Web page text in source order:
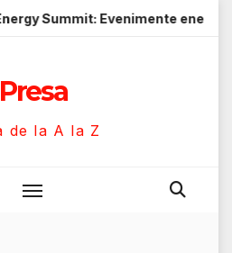
Evenimente energie despre
de la A la Z